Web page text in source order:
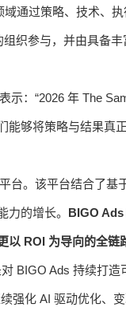
通过策略、技术、
织参与，并由具备
示：“2026 年 The
够将策略与结果真
台。该平台结合了
的增长。 BIGO Ads
ROI 为导向的全链
BIGO Ads 持续打
强化 AI 驱动优化、